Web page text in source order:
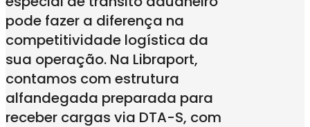
pode fazer a diferença na
competitividade logística da
sua operação. Na Libraport,
contamos com estrutura
alfandegada preparada para
receber cargas via DTA-S, com